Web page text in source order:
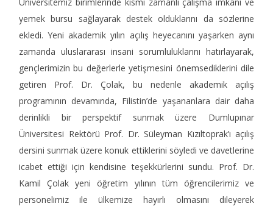
yemek bursu sağlayarak destek olduklarını da sözlerine
ekledi. Yeni akademik yılın açılış heyecanını yaşarken aynı
zamanda uluslararası insani sorumluluklarını hatırlayarak,
gençlerimizin bu değerlerle yetişmesini önemsediklerini dile
getiren Prof. Dr. Çolak, bu nedenle akademik açılış
programının devamında, Filistin’de yaşananlara dair daha
derinlikli bir perspektif sunmak üzere Dumlupınar
Üniversitesi Rektörü Prof. Dr. Süleyman Kızıltoprak’ı açılış
dersini sunmak üzere konuk ettiklerini söyledi ve davetlerine
icabet ettiği için kendisine teşekkürlerini sundu. Prof. Dr.
Kamil Çolak yeni öğretim yılının tüm öğrencilerimiz ve
personelimiz ile ülkemize hayırlı olmasını dileyerek